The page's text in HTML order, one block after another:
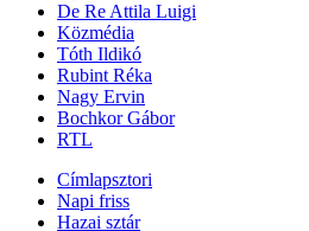
De Re Attila Luigi
Közmédia
Tóth Ildikó
Rubint Réka
Nagy Ervin
Bochkor Gábor
RTL
Címlapsztori
Napi friss
Hazai sztár